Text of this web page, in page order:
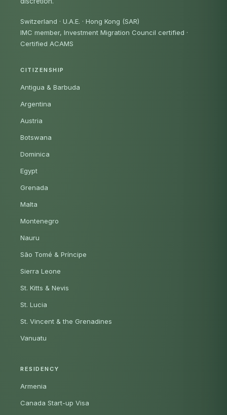
Switzerland · U.A.E. · Hong Kong (SAR)
IMC member, Investment Migration Council certified ·
Certified ACAMS
CITIZENSHIP
Antigua & Barbuda
Argentina
Austria
Botswana
Dominica
Egypt
Grenada
Malta
Montenegro
Nauru
São Tomé & Príncipe
Sierra Leone
St. Kitts & Nevis
St. Lucia
St. Vincent & the Grenadines
Vanuatu
RESIDENCY
Armenia
Canada Start-up Visa